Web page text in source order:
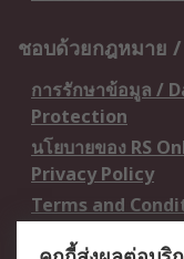
ชอบด้วยกฎหมาย
การรักษาข้อมูล /
Protection
นโยบายของ RS
Privacy Policy
Terms and